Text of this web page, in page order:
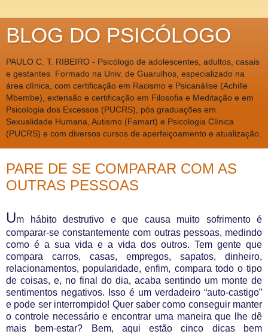
BLOG DO PSICÓLOGO
PAULO C. T. RIBEIRO - Psicólogo de adolescentes, adultos, casais
e gestantes. Formado na Univ. de Guarulhos, especializado na
área clínica, com certificação em Racismo e Psicanálise (Achille
Mbembe), extensão e certificação em Filosofia e Meditação e em
Psicologia dos Excessos (PUCRS), pós graduações em
Sexualidade Humana, Autismo (Famart) e Psicologia Clínica
(PUCRS) e com diversos cursos de aperfeiçoamento e atualização.
PARE DE SE COMPARAR COM AS
OUTRAS PESSOAS
Um hábito destrutivo e que causa muito sofrimento é
comparar-se constantemente com outras pessoas, medindo
como é a sua vida e a vida dos outros. Tem gente que
compara carros, casas, empregos, sapatos, dinheiro,
relacionamentos, popularidade, enfim, compara todo o tipo
de coisas, e, no final do dia, acaba sentindo um monte de
sentimentos negativos. Isso é um verdadeiro “auto-castigo”
e pode ser interrompido! Quer saber como conseguir manter
o controle necessário e encontrar uma maneira que lhe dê
mais bem-estar? Bem, aqui estão cinco dicas bem